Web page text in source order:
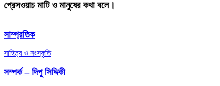
প্রেসওয়াচ মাটি ও মানুষের কথা বলে।
সাম্প্রতিক
সাহিত্য ও সংস্কৃতি
সম্পর্ক – দিপু সিদ্দিকী